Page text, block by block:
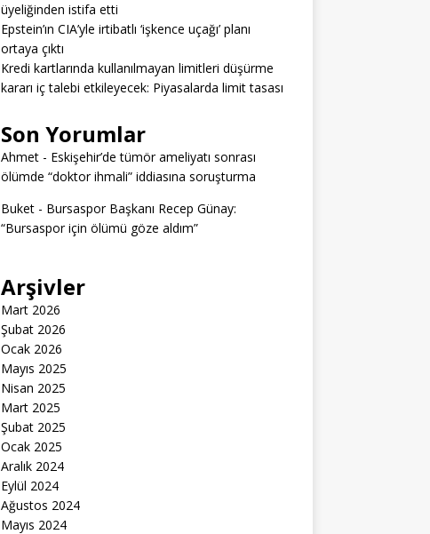
üyeliğinden istifa etti
Epstein’ın CIA’yle irtibatlı ‘işkence uçağı’ planı
ortaya çıktı
Kredi kartlarında kullanılmayan limitleri düşürme
kararı iç talebi etkileyecek: Piyasalarda limit tasası
Son Yorumlar
Ahmet- Eskişehir’de tümör ameliyatı sonrası
ölümde “doktor ihmali” iddiasına soruşturma
Buket- Bursaspor Başkanı Recep Günay:
“Bursaspor için ölümü göze aldım”
Arşivler
Mart 2026
Şubat 2026
Ocak 2026
Mayıs 2025
Nisan 2025
Mart 2025
Şubat 2025
Ocak 2025
Aralık 2024
Eylül 2024
Ağustos 2024
Mayıs 2024